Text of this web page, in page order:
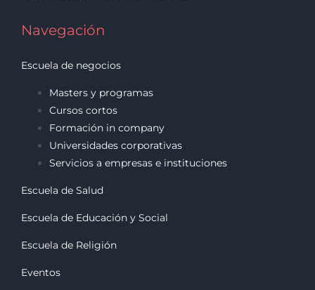
Navegación
Escuela de negocios
Masters y programas
Cursos cortos
Formación in company
Universidades corporativas
Servicios a empresas e instituciones
Escuela de Salud
Escuela de Educación y Social
Escuela de Religión
Eventos